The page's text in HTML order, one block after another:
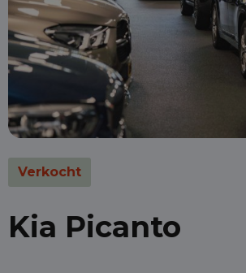
Verkocht
Kia Picanto